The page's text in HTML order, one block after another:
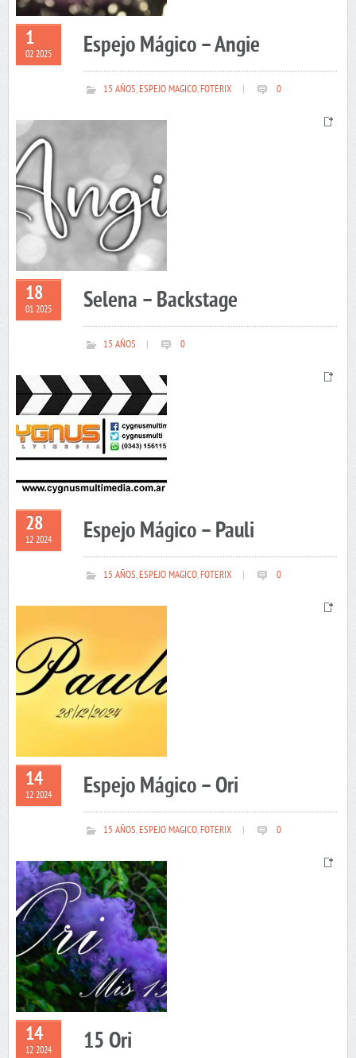
1
02 2025 Espejo Mágico – Angie
15 AÑOS,ESPEJO MAGICO,FOTERIX 0
18
01 2025 Selena – Backstage
15 AÑOS 0
28
12 2024 Espejo Mágico – Pauli
15 AÑOS,ESPEJO MAGICO,FOTERIX 0
14
12 2024 Espejo Mágico – Ori
15 AÑOS,ESPEJO MAGICO,FOTERIX 0
14
12 2024 15 Ori